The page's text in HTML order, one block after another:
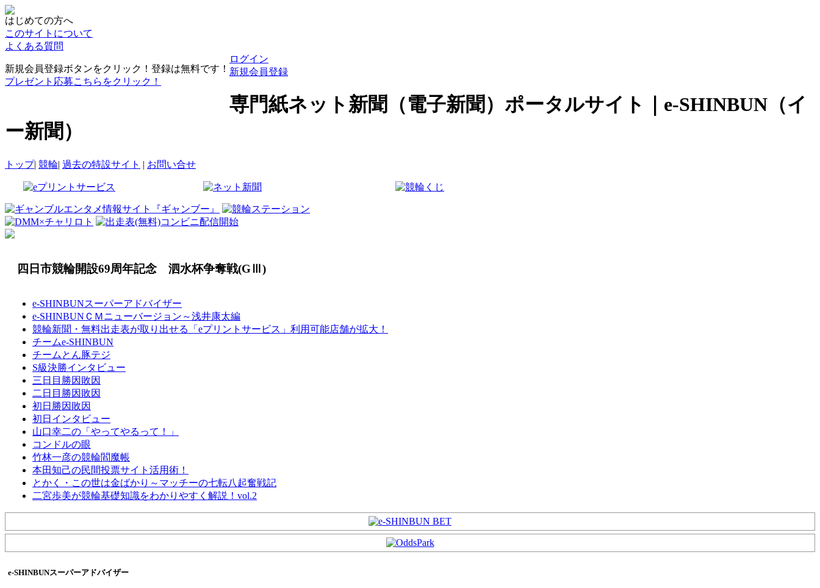
はじめての方へ
このサイトについて
よくある質問
新規会員登録ボタンをクリック！登録は無料です！
プレゼント応募こちらをクリック！
ログイン
新規会員登録
専門紙ネット新聞（電子新聞）ポータルサイト｜e-SHINBUN（イ
ー新聞）
トップ| 競輪| 過去の特設サイト | お問い合せ
四日市競輪開設69周年記念 泗水杯争奪戦(GⅢ)
e-SHINBUNスーパーアドバイザー
e-SHINBUNＣＭニューバージョン～浅井康太編
競輪新聞・無料出走表が取り出せる「eプリントサービス」利用可能店舗が拡大！
チームe-SHINBUN
チームとん豚テジ
S級決勝インタビュー
三日目勝因敗因
二日目勝因敗因
初日勝因敗因
初日インタビュー
山口幸二の「やってやるって！」
コンドルの眼
竹林一彦の競輪閻魔帳
本田知己の民間投票サイト活用術！
とかく・この世は金ばかり～マッチーの七転八起奮戦記
二宮歩美が競輪基礎知識をわかりやすく解説！vol.2
e-SHINBUNスーパーアドバイザー